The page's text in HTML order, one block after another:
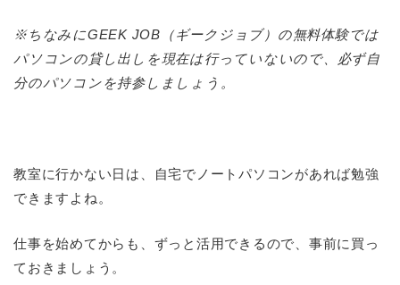
※ちなみにGEEK JOB（ギークジョブ）の無料体験では
パソコンの貸し出しを現在は行っていないので、必ず自
分のパソコンを持参しましょう。
教室に行かない日は、自宅でノートパソコンがあれば勉強
できますよね。
仕事を始めてからも、ずっと活用できるので、事前に買っ
ておきましょう。